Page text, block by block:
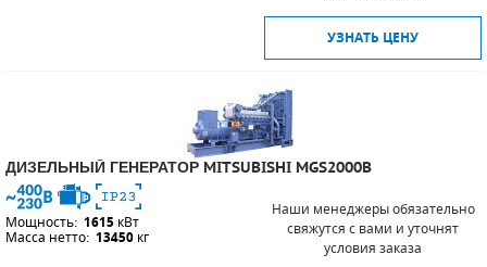
УЗНАТЬ ЦЕНУ
ДИЗЕЛЬНЫЙ ГЕНЕРАТОР MITSUBISHI MGS2000B
Мощность: 1615 кВт
Масса нетто: 13450 кг
Наши менеджеры обязательно
свяжутся с вами и уточнят
условия заказа
ДЛЯ ВАКУУМНЫХ НАСОСОВ